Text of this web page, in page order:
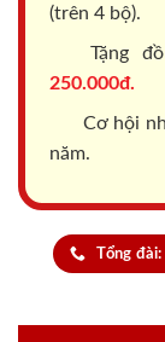
(trên 4 bộ).
Tặng
250.000đ.
Cơ hội
năm.
Tổng